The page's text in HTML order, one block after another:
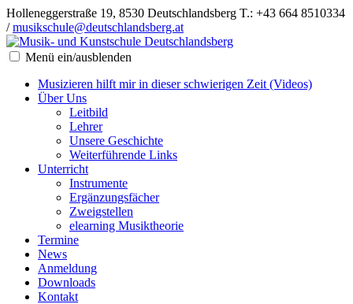
Holleneggerstraße 19, 8530 Deutschlandsberg T.: +43 664 8510334
/musikschule@deutschlandsberg.at
Menü ein/ausblenden
Musizieren hilft mir in dieser schwierigen Zeit (Videos)
Über Uns
Leitbild
Lehrer
Unsere Geschichte
Weiterführende Links
Unterricht
Instrumente
Ergänzungsfächer
Zweigstellen
elearning Musiktheorie
Termine
News
Anmeldung
Downloads
Kontakt